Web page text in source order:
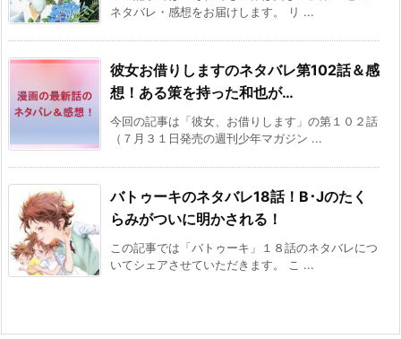
ネタバレ・感想をお届けします。 リ ...
彼女お借りしますのネタバレ第102話＆感
想！ある策を持った和也が…
今回の記事は「彼女、お借りします」の第１０２話
（７月３１日発売の週刊少年マガジン ...
バトゥーキのネタバレ18話！B･Jのたく
らみがついに明かされる！
この記事では「バトゥーキ」１８話のネタバレにつ
いてシェアさせていただきます。 こ ...